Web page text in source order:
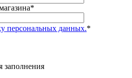
*
персональных данных.*
заполнения